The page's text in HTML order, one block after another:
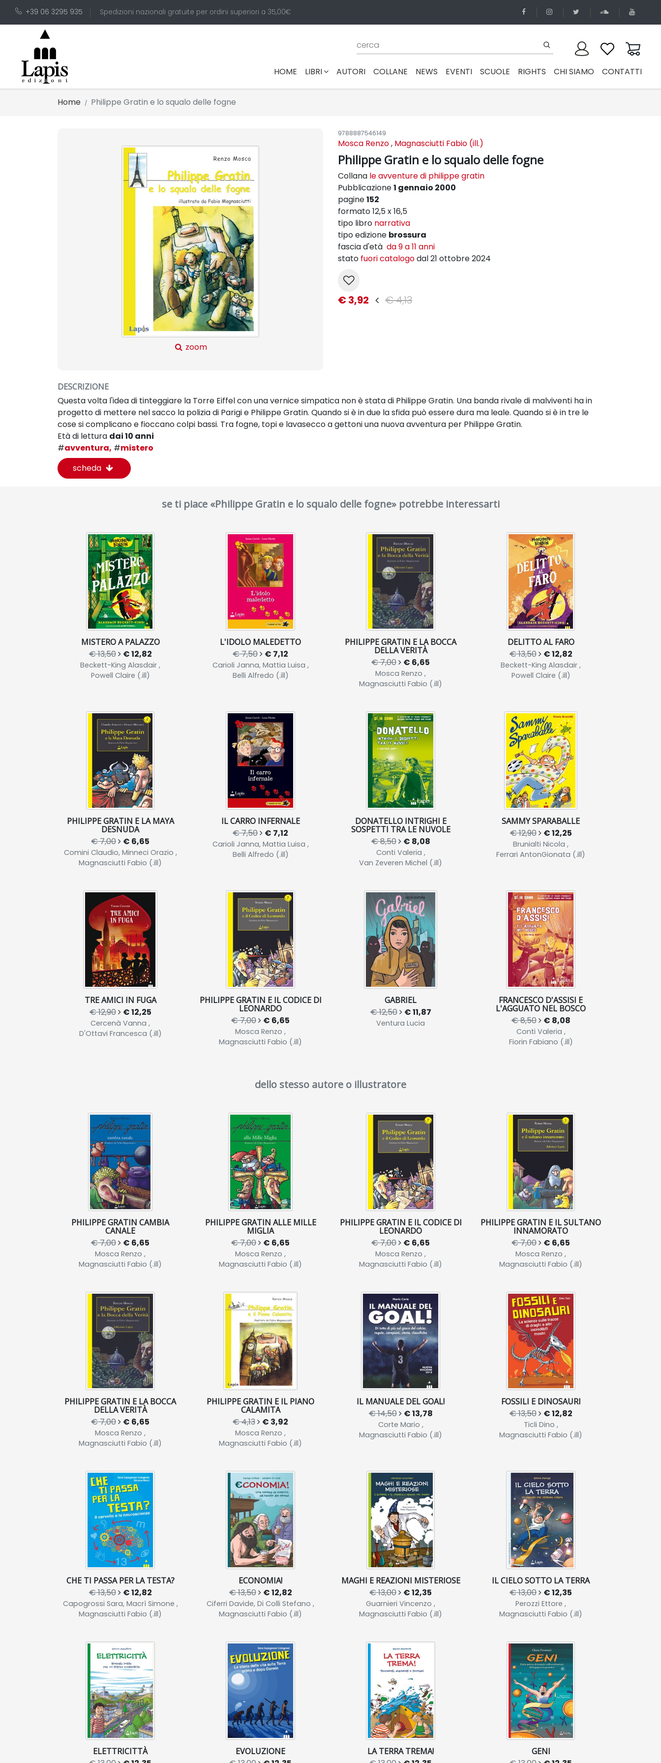
+39 06 3295 935 Spedizioni nazionali gratuite per ordini superiori a 35,00€
HOME (CURRENT)
LIBRI AUTORI COLLANE NEWS EVENTI SCUOLE RIGHTS CHI SIAMO CONTATTI
Home Philippe Gratin e lo squalo delle fogne
zoom
9788887546149
Mosca Renzo, Magnasciutti Fabio (ill.)
Philippe Gratin e lo squalo delle fogne
Collana le avventure di philippe gratin
Pubblicazione1 gennaio 2000
pagine152
formato 12,5 x 16,5
tipo libro narrativa
tipo edizione brossura
fascia d'età da 9 a 11 anni
stato fuori catalogodal 21 ottobre 2024
€ 3,92 € 4,13
DESCRIZIONE
Questa volta l'idea di tinteggiare la Torre Eiffel con una vernice simpatica non è stata di Philippe Gratin. Una banda rivale di malviventi ha in
progetto di mettere nel sacco la polizia di Parigi e Philippe Gratin. Quando si è in due la sfida può essere dura ma leale. Quando si è in tre le
cose si complicano e fioccano colpi bassi. Tra fogne, topi e lavasecco a gettoni una nuova avventura per Philippe Gratin.
Età di lettura dai 10 anni
#avventura, #mistero
scheda
se ti piace «Philippe Gratin e lo squalo delle fogne» potrebbe interessarti
MISTERO A PALAZZO
€ 13,50 € 12,82
Beckett-King Alasdair ,
Powell Claire (.ill)
L'IDOLO MALEDETTO
€ 7,50 € 7,12
Carioli Janna, Mattia Luisa ,
Belli Alfredo (.ill)
PHILIPPE GRATIN E LA BOCCA
DELLA VERITÀ
€ 7,00 € 6,65
Mosca Renzo ,
Magnasciutti Fabio (.ill)
DELITTO AL FARO
€ 13,50 € 12,82
Beckett-King Alasdair ,
Powell Claire (.ill)
PHILIPPE GRATIN E LA MAYA
DESNUDA
€ 7,00 € 6,65
Comini Claudio, Minneci Orazio ,
Magnasciutti Fabio (.ill)
IL CARRO INFERNALE
€ 7,50 € 7,12
Carioli Janna, Mattia Luisa ,
Belli Alfredo (.ill)
DONATELLO INTRIGHI E
SOSPETTI TRA LE NUVOLE
€ 8,50 € 8,08
Conti Valeria ,
Van Zeveren Michel (.ill)
SAMMY SPARABALLE
€ 12,90 € 12,25
Brunialti Nicola ,
Ferrari AntonGionata (.ill)
TRE AMICI IN FUGA
€ 12,90 € 12,25
Cercenà Vanna ,
D'Ottavi Francesca (.ill)
PHILIPPE GRATIN E IL CODICE DI
LEONARDO
€ 7,00 € 6,65
Mosca Renzo ,
Magnasciutti Fabio (.ill)
GABRIEL
€ 12,50 € 11,87
Ventura Lucia
FRANCESCO D'ASSISI E
L'AGGUATO NEL BOSCO
€ 8,50 € 8,08
Conti Valeria ,
Fiorin Fabiano (.ill)
dello stesso autore o illustratore
PHILIPPE GRATIN CAMBIA
CANALE
€ 7,00 € 6,65
Mosca Renzo ,
Magnasciutti Fabio (.ill)
PHILIPPE GRATIN ALLE MILLE
MIGLIA
€ 7,00 € 6,65
Mosca Renzo ,
Magnasciutti Fabio (.ill)
PHILIPPE GRATIN E IL CODICE DI
LEONARDO
€ 7,00 € 6,65
Mosca Renzo ,
Magnasciutti Fabio (.ill)
PHILIPPE GRATIN E IL SULTANO
INNAMORATO
€ 7,00 € 6,65
Mosca Renzo ,
Magnasciutti Fabio (.ill)
PHILIPPE GRATIN E LA BOCCA
DELLA VERITÀ
€ 7,00 € 6,65
Mosca Renzo ,
Magnasciutti Fabio (.ill)
PHILIPPE GRATIN E IL PIANO
CALAMITA
€ 4,13 € 3,92
Mosca Renzo ,
Magnasciutti Fabio (.ill)
IL MANUALE DEL GOAL!
€ 14,50 € 13,78
Corte Mario ,
Magnasciutti Fabio (.ill)
FOSSILI E DINOSAURI
€ 13,50 € 12,82
Ticli Dino ,
Magnasciutti Fabio (.ill)
CHE TI PASSA PER LA TESTA?
€ 13,50 € 12,82
Capogrossi Sara, Macrì Simone ,
Magnasciutti Fabio (.ill)
ECONOMIA!
€ 13,50 € 12,82
Ciferri Davide, Di Colli Stefano ,
Magnasciutti Fabio (.ill)
MAGHI E REAZIONI MISTERIOSE
€ 13,00 € 12,35
Guarnieri Vincenzo ,
Magnasciutti Fabio (.ill)
IL CIELO SOTTO LA TERRA
€ 13,00 € 12,35
Perozzi Ettore ,
Magnasciutti Fabio (.ill)
ELETTRICITTÀ EVOLUZIONE LA TERRA TREMA! GENI